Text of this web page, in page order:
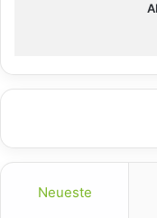
Neueste